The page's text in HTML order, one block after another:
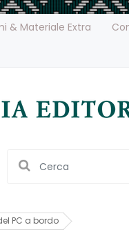
& Materiale Extra
PC a bordo